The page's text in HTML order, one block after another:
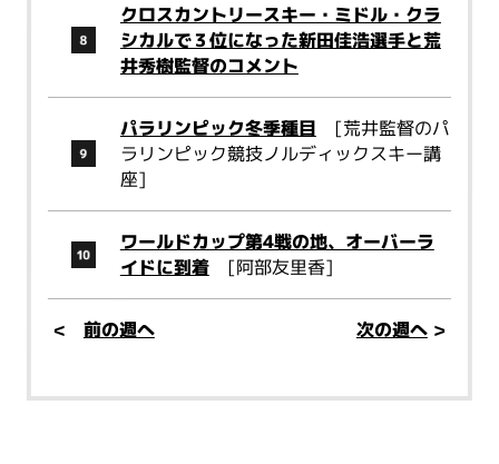
クロスカントリースキー・ミドル・クラ
シカルで３位になった新田佳浩選手と荒
井秀樹監督のコメント
パラリンピック冬季種目 [荒井監督のパ
ラリンピック競技ノルディックスキー講
座]
ワールドカップ第4戦の地、オーバーラ
イドに到着[阿部友里香]
< 前の週へ 次の週へ>